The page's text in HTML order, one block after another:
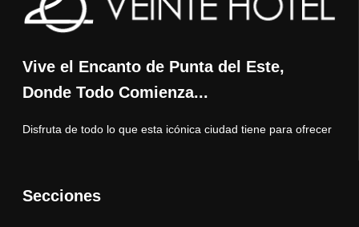
Vive el Encanto de Punta del Este,
Donde Todo Comienza...
Disfruta de todo lo que esta icónica ciudad tiene para ofrecer
Secciones